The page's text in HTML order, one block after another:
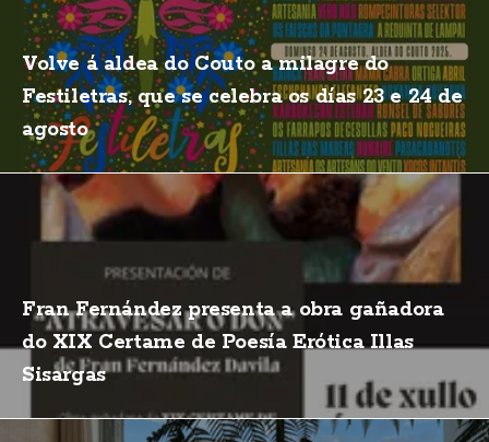
Volve á aldea do Couto a milagre do
Festiletras, que se celebra os días 23 e 24 de
agosto
Fran Fernández presenta a obra gañadora
do XIX Certame de Poesía Erótica Illas
Sisargas